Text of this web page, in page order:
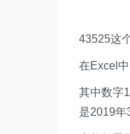
43525这
在Excel
其中数字
是2019年